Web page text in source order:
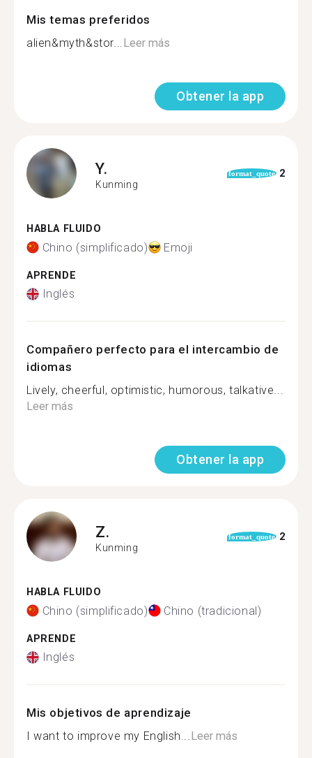
Mis temas preferidos
alien&myth&stor...Leer más
Obtener la app
Y.
Kunming
format_quote 2
HABLA FLUIDO
Chino (simplificado) Emoji
APRENDE
Inglés
Compañero perfecto para el intercambio de
idiomas
Lively, cheerful, optimistic, humorous, talkative...
Leer más
Obtener la app
Z.
Kunming
format_quote 2
HABLA FLUIDO
Chino (simplificado) Chino (tradicional)
APRENDE
Inglés
Mis objetivos de aprendizaje
I want to improve my English...Leer más